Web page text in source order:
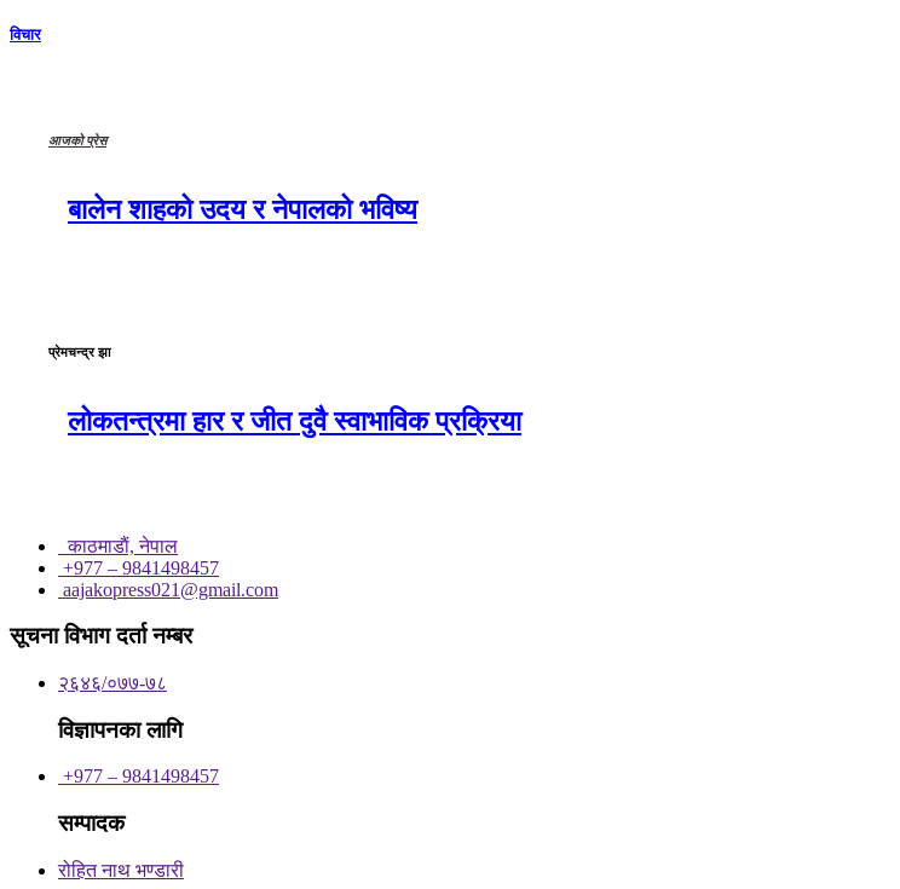
विचार
आजको प्रेस
बालेन शाहको उदय र नेपालको भविष्य
प्रेमचन्द्र झा
लोकतन्त्रमा हार र जीत दुवै स्वाभाविक प्रक्रिया
काठमाडाैं, नेपाल
+977 – 9841498457
aajakopress021@gmail.com
सूचना विभाग दर्ता नम्बर
२६४६/०७७-७८
विज्ञापनका लागि
+977 – 9841498457
सम्पादक
रोहित नाथ भण्डारी